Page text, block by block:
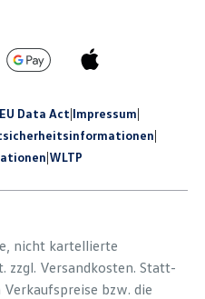
EU Data Act|Impressum|
|
|WLTP
nicht kartellierte
zzgl. Versandkosten. Statt-
bzw. die